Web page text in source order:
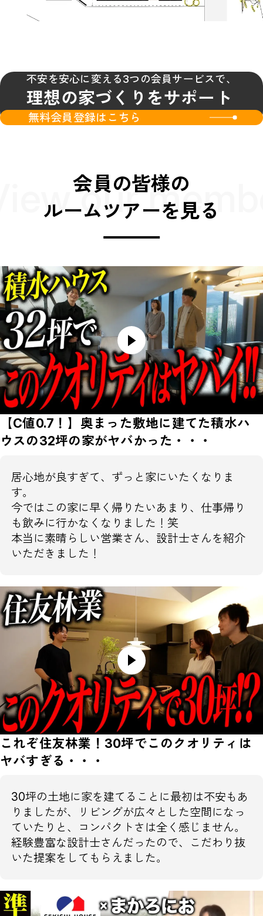
不安を安心に変える3つの会員サービスで、
理想の家づくりをサポート
無料会員登録はこちら
our
会員の皆様の
ルームツアーを見る
【C値0.7！】奥まった敷地に建てた積水ハ
ウスの32坪の家がヤバかった・・・
居心地が良すぎて、ずっと家にいたくなりま
す。
今ではこの家に早く帰りたいあまり、仕事帰り
も飲みに行かなくなりました！笑
本当に素晴らしい営業さん、設計士さんを紹介
いただきました！
これぞ住友林業！30坪でこのクオリティは
ヤバすぎる・・・
30坪の土地に家を建てることに最初は不安もあ
りましたが、リビングが広々とした空間になっ
ていたりと、コンパクトさは全く感じません。
経験豊富な設計士さんだったので、こだわり抜
いた提案をしてもらえました。